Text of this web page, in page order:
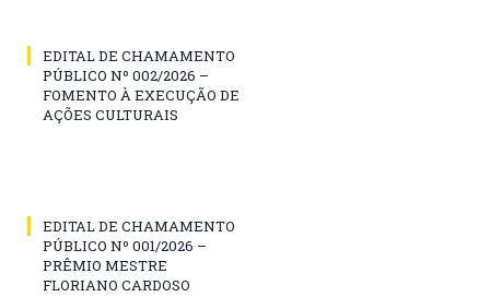
EDITAL DE CHAMAMENTO
PÚBLICO Nº 002/2026 –
FOMENTO À EXECUÇÃO DE
AÇÕES CULTURAIS
EDITAL DE CHAMAMENTO
PÚBLICO Nº 001/2026 –
PRÊMIO MESTRE
FLORIANO CARDOSO